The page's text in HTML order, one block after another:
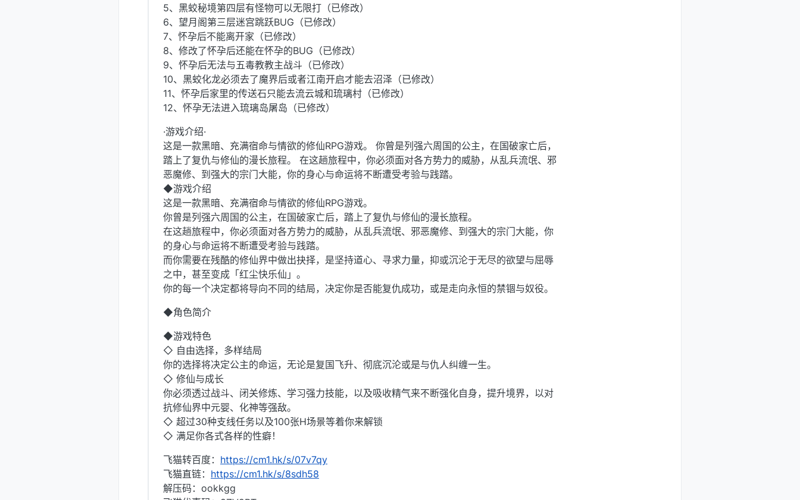
5、黑蛟秘境第四层有怪物可以无限打（已修改）
6、望月阁第三层迷宫跳跃BUG（已修改）
7、怀孕后不能离开家（已修改）
8、修改了怀孕后还能在怀孕的BUG（已修改）
9、怀孕后无法与五毒教教主战斗（已修改）
10、黑蛟化龙必须去了魔界后或者江南开启才能去沼泽（已修改）
11、怀孕后家里的传送石只能去流云城和琉璃村（已修改）
12、怀孕无法进入琉璃岛屠岛（已修改）
·游戏介绍·
这是一款黑暗、充满宿命与情欲的修仙RPG游戏。 你曾是列强六周国的公主，在国破家亡后，
踏上了复仇与修仙的漫长旅程。 在这趟旅程中，你必须面对各方势力的威胁，从乱兵流氓、邪
恶魔修、到强大的宗门大能，你的身心与命运将不断遭受考验与践踏。
◆游戏介绍
这是一款黑暗、充满宿命与情欲的修仙RPG游戏。
你曾是列强六周国的公主，在国破家亡后，踏上了复仇与修仙的漫长旅程。
在这趟旅程中，你必须面对各方势力的威胁，从乱兵流氓、邪恶魔修、到强大的宗门大能，你
的身心与命运将不断遭受考验与践踏。
而你需要在残酷的修仙界中做出抉择，是坚持道心、寻求力量，抑或沉沦于无尽的欲望与屈辱
之中，甚至变成「红尘快乐仙」。
你的每一个决定都将导向不同的结局，决定你是否能复仇成功，或是走向永恒的禁锢与奴役。
◆角色简介
◆游戏特色
◇ 自由选择，多样结局
你的选择将决定公主的命运，无论是复国飞升、彻底沉沦或是与仇人纠缠一生。
◇ 修仙与成长
你必须透过战斗、闭关修炼、学习强力技能，以及吸收精气来不断强化自身，提升境界，以对
抗修仙界中元婴、化神等强敌。
◇ 超过30种支线任务以及100张H场景等着你来解锁
◇ 满足你各式各样的性癖！
飞猫转百度： https://cm1.hk/s/07v7qy
飞猫直链： https://cm1.hk/s/8sdh58
解压码：ookkgg